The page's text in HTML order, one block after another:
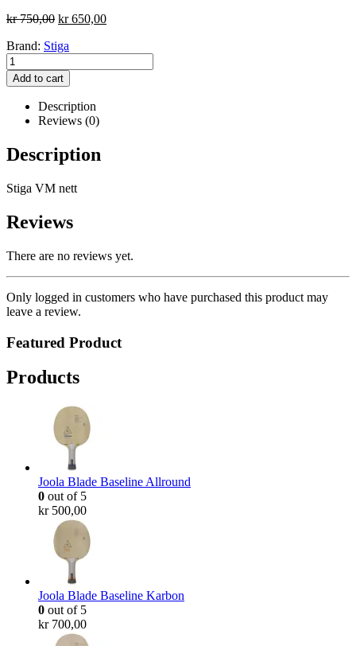
kr750,00 Original
was:
kr650,00Current
Brand: Stiga
Add to cart
Description
Reviews (0)
Description
Stiga VM nett
Reviews
There are no reviews yet.
Only logged in customers who have purchased this product may
leave a review.
Featured Product
Products
Joola Blade Baseline Allround
0 out of 5
kr500,00
Joola Blade Baseline Karbon
0 out of 5
kr700,00